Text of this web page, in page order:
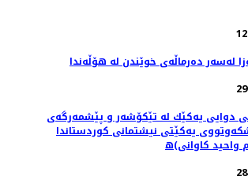
لەسەر دەرماڵەی خوێندن لە هۆڵەندا
دوایی یه‌كێك له‌ تێكۆشه‌ر‌ و پێشمه‌رگه‌ی
یه‌كێتی نیشتمانی كوردستاندا